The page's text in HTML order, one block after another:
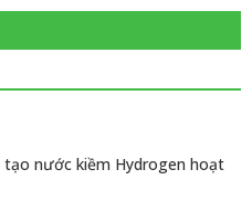
nước kiềm Hydrogen hoạt